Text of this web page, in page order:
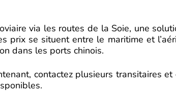
via les routes de la Soie, une
se situent entre le maritime et
dans les ports chinois.
contactez plusieurs transitaires